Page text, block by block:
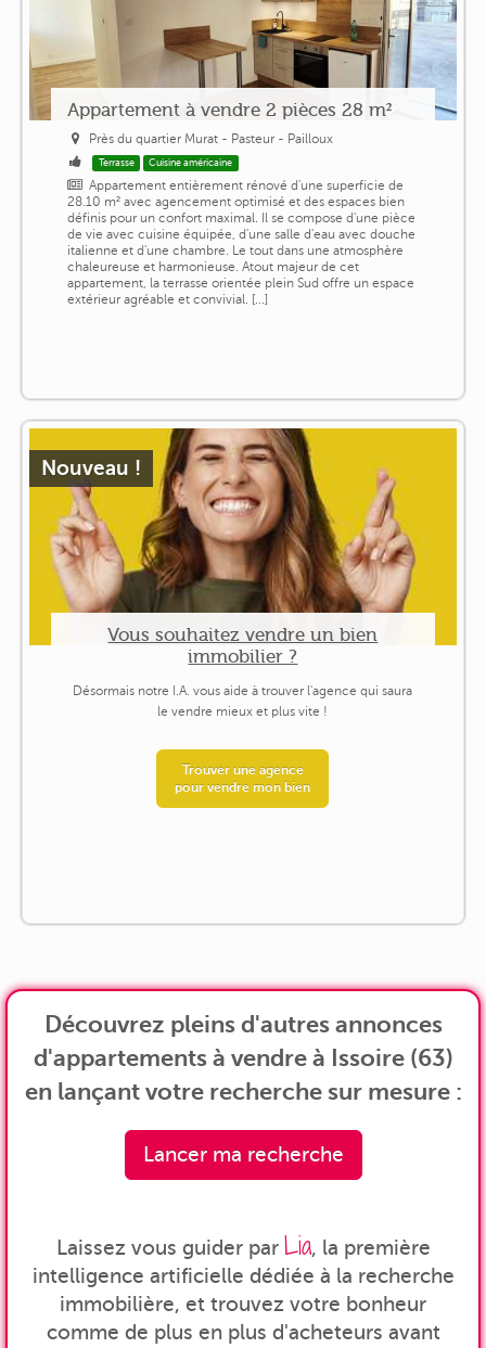
Appartement à vendre 2 pièces 28 m²
Près du quartier Murat - Pasteur - Pailloux
Terrasse Cuisine américaine
Appartement entièrement rénové d'une superficie de
28.10 m² avec agencement optimisé et des espaces bien
définis pour un confort maximal. Il se compose d'une pièce
de vie avec cuisine équipée, d'une salle d'eau avec douche
italienne et d'une chambre. Le tout dans une atmosphère
chaleureuse et harmonieuse. Atout majeur de cet
appartement, la terrasse orientée plein Sud offre un espace
extérieur agréable et convivial. [...]
Nouveau !
Vous souhaitez vendre un bien
immobilier ?
Désormais notre I.A. vous aide à trouver l'agence qui saura
le vendre mieux et plus vite !
Trouver une agence
pour vendre mon bien
Découvrez pleins d'autres annonces
d'appartements à vendre à Issoire (63)
en lançant votre recherche sur mesure :
Lancer ma recherche
Laissez vous guider par Lia, la première
intelligence artificielle dédiée à la recherche
immobilière, et trouvez votre bonheur
comme de plus en plus d'acheteurs avant